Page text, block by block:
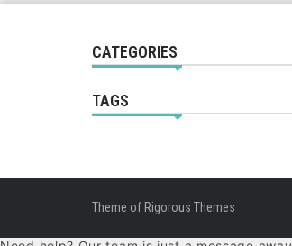
CATEGORIES
TAGS
Theme of Rigorous Themes